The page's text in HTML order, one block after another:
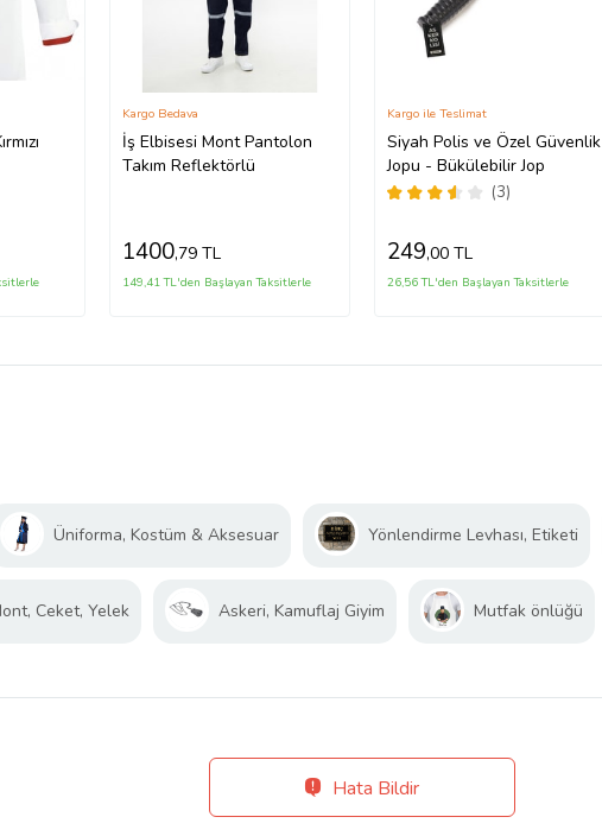
İş Elbisesi Mont Pantolon
Takım Reflektörlü
Kargo Bedava
1400,79 TL
149,41 TL'den Başlayan Taksitlerle
Siyah Polis ve Özel Güvenlik
Jopu - Bükülebilir Jop
(3)
Kargo ile Teslimat
249,00 TL
26,56 TL'den Başlayan Taksitlerle
Üniforma, Kostüm & Aksesuar Yönlendirme Levhası, Etiketi
Ceket, Yelek Askeri, Kamuflaj Giyim Mutfak önlüğü
Hata Bildir